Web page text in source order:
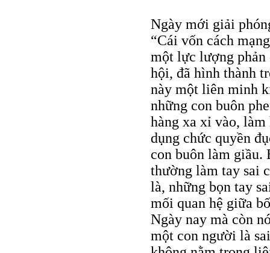
Ngày mới giải
“Cái vốn cách
một lực lượng phản
hội, đã hình thành
này một liên minh
những con buôn
hàng xa xỉ vào,
dụng chức quyền
con buôn làm giầu.
thường làm tay sai
là, những bọn tay
mối quan hệ giữa
Ngày nay mà còn
một con người là